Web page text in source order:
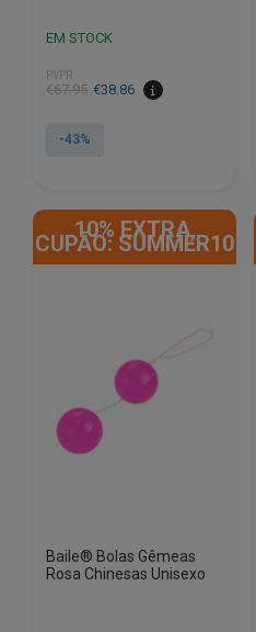
EM STOCK
PVPR
€67.95
O
original
€38.86
O
atual
-43%
10% EXTRA,
CUPÃO: SUMMER10
Baile® Bolas Gêmeas
Rosa Chinesas Unisexo